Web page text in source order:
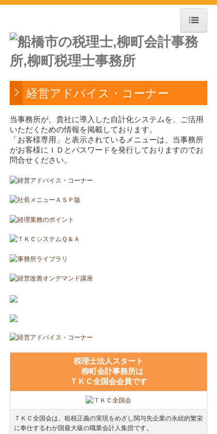
トップページ
事務所紹介
職員紹介
交通案内
所得税の改正
関与先向け融資商品ご紹介
経営者オススメ情報
経営者お役立ち情報
経営革新等支援機関とは
Q&A経営相談
税理士法人スタート
柳町会計事務所は
ＴＫＣ全国会会員です
ＴＫＣ全国会は、租税正義の実現をめざし関与先企業の永続的繁栄
に奉仕するわが国最大級の職業会計人集団です。
経営アドバイス・コーナー
当事務所が、貴社に導入した自計化システムを、ご活用
いただくための情報を掲載しております。
「お客様専用」と表示されているメニューは、当事務所
がお客様にＩＤとパスワードを発行しておりますのでお
問合せください。